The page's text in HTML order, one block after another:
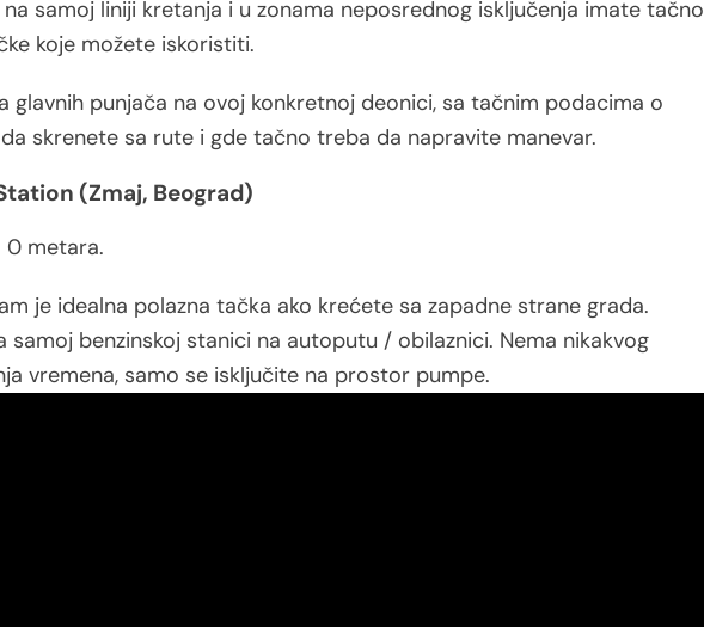
na samoj liniji kretanja i u zonama neposrednog isključenja imate tačno
koje možete iskoristiti.
glavnih punjača na ovoj konkretnoj deonici, sa tačnim podacima o
skrenete sa rute i gde tačno treba da napravite manevar.
(Zmaj, Beograd)
0 metara.
je idealna polazna tačka ako krećete sa zapadne strane grada.
samoj benzinskoj stanici na autoputu / obilaznici. Nema nikakvog
vremena, samo se isključite na prostor pumpe.